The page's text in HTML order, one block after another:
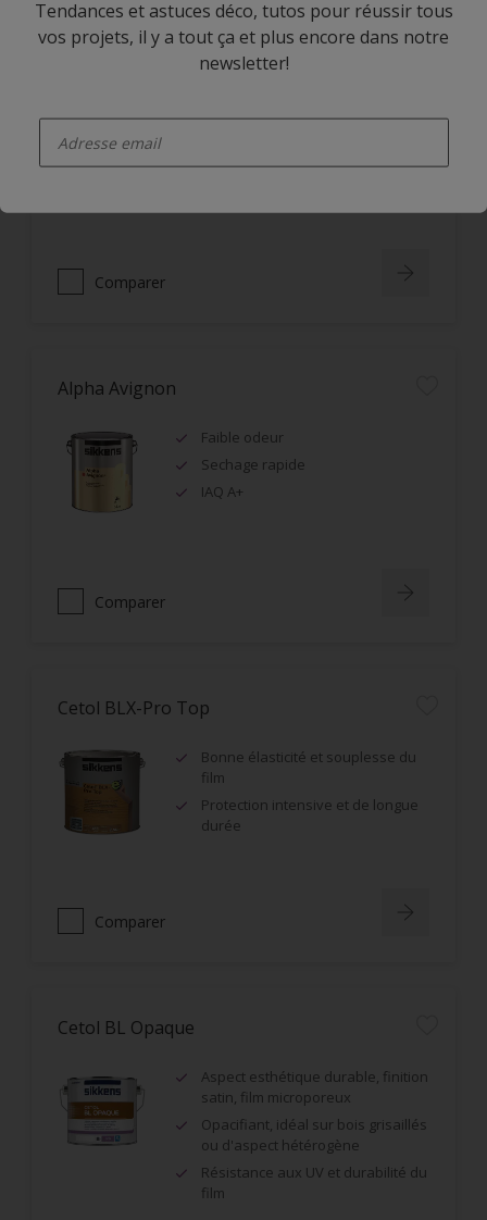
Alpha Rezisto Easy Clean Satin
salissures à la surface du film
à l'effet perlant
Comparer
Alpha Avignon
Faible odeur
Sechage rapide
IAQ A+
Comparer
Cetol BLX-Pro Top
Bonne élasticité et souplesse du
film
Protection intensive et de longue
durée
Comparer
Cetol BL Opaque
Aspect esthétique durable, finition
satin, film microporeux
Opacifiant, idéal sur bois grisaillés
ou d'aspect hétérogène
Résistance aux UV et durabilité du
film
Tendances et astuces déco, tutos pour réussir tous
vos projets, il y a tout ça et plus encore dans notre
newsletter!